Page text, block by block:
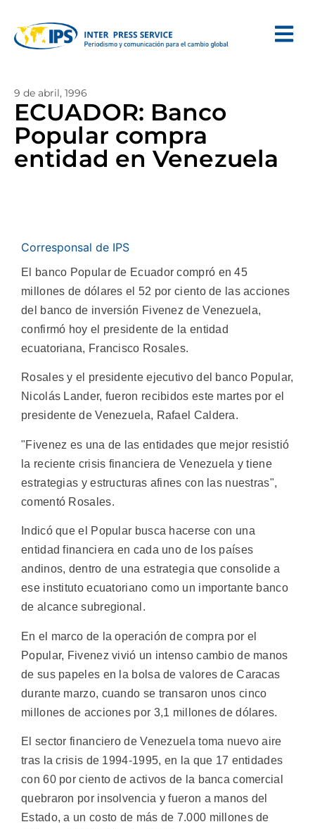
9 de abril, 1996
ECUADOR: Banco
Popular compra
entidad en Venezuela
Corresponsal de IPS
El banco Popular de Ecuador compró en 45
millones de dólares el 52 por ciento de las acciones
del banco de inversión Fivenez de Venezuela,
confirmó hoy el presidente de la entidad
ecuatoriana, Francisco Rosales.
Rosales y el presidente ejecutivo del banco Popular,
Nicolás Lander, fueron recibidos este martes por el
presidente de Venezuela, Rafael Caldera.
"Fivenez es una de las entidades que mejor resistió
la reciente crisis financiera de Venezuela y tiene
estrategias y estructuras afines con las nuestras",
comentó Rosales.
Indicó que el Popular busca hacerse con una
entidad financiera en cada uno de los países
andinos, dentro de una estrategia que consolide a
ese instituto ecuatoriano como un importante banco
de alcance subregional.
En el marco de la operación de compra por el
Popular, Fivenez vivió un intenso cambio de manos
de sus papeles en la bolsa de valores de Caracas
durante marzo, cuando se transaron unos cinco
millones de acciones por 3,1 millones de dólares.
El sector financiero de Venezuela toma nuevo aire
tras la crisis de 1994-1995, en la que 17 entidades
con 60 por ciento de activos de la banca comercial
quebraron por insolvencia y fueron a manos del
Estado, a un costo de más de 7.000 millones de